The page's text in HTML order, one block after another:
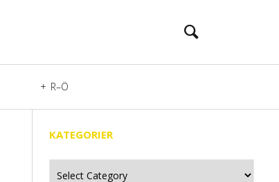
R–Ö
KATEGORIER